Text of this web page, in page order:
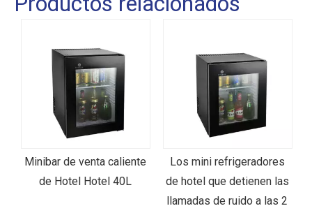
Minibar de venta caliente
de Hotel Hotel 40L
Los mini refrigeradores
de hotel que detienen las
llamadas de ruido a las 2